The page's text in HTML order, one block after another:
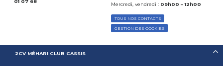
01 07 68
Mercredi, vendredi : 09h00 – 12h00
TOUS NOS CONTACTS
GESTION DES COOKIES
2CV MÉHARI CLUB CASSIS